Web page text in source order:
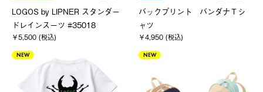
LOGOS by LIPNER スタンダー
ドレインスーツ #35018
￥5,500 (税込)
バックプリント バンダナＴシ
ャツ
￥4,950 (税込)
NEW NEW